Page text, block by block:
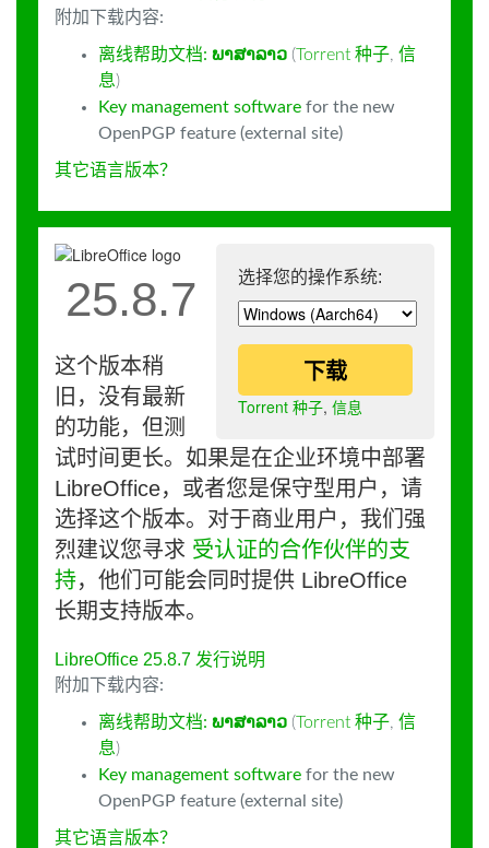
附加下载内容:
离线帮助文档: ພາສາລາວ (Torrent 种子, 信
息)
Key management software for the new
OpenPGP feature (external site)
其它语言版本？
选择您的操作系统:
下载
Torrent 种子, 信息
25.8.7
这个版本稍
旧，没有最新
的功能，但测
试时间更长。如果是在企业环境中部署
LibreOffice，或者您是保守型用户，请
选择这个版本。对于商业用户，我们强
烈建议您寻求 受认证的合作伙伴的支
持，他们可能会同时提供 LibreOffice
长期支持版本。
LibreOffice 25.8.7 发行说明
附加下载内容:
离线帮助文档: ພາສາລາວ (Torrent 种子, 信
息)
Key management software for the new
OpenPGP feature (external site)
其它语言版本？